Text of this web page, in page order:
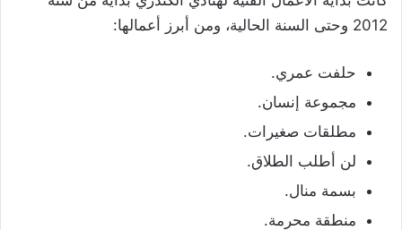
2012 وحتى السنة الحالية، ومن أبرز أعمالها:
حلفت عمري.
مجموعة إنسان.
مطلقات صغيرات.
لن أطلب الطلاق.
بسمة منال.
منطقة محرمة.